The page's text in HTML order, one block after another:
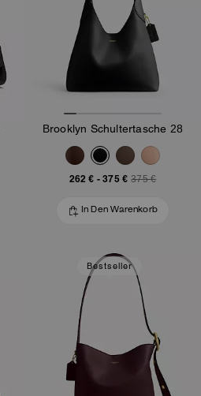
Brooklyn Schultertasche 28
262 € -375 € 375 €
In Den Warenkorb
Bestseller